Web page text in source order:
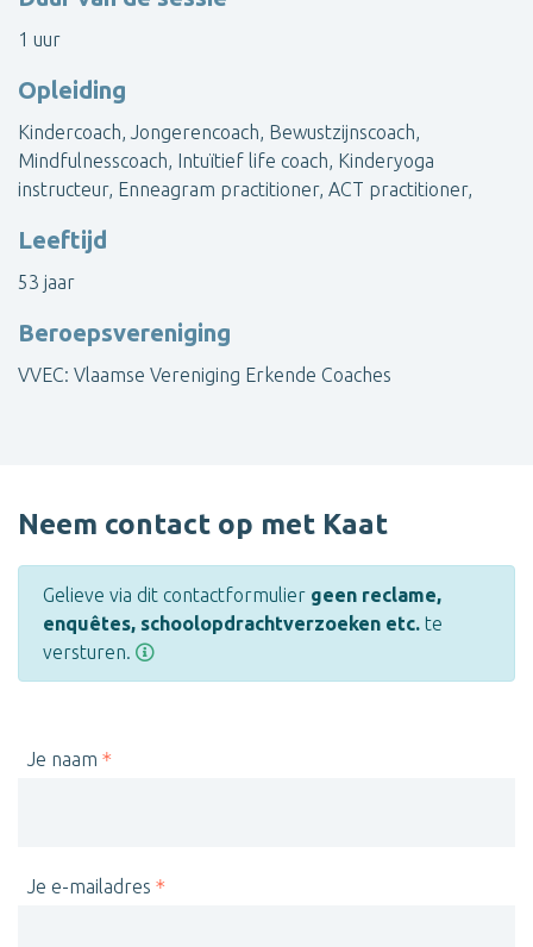
Toon alle coaches
1 uur
Opleiding
Kindercoach, Jongerencoach, Bewustzijnscoach,
Mindfulnesscoach, Intuïtief life coach, Kinderyoga
instructeur, Enneagram practitioner, ACT practitioner,
Leeftijd
53 jaar
Beroepsvereniging
VVEC: Vlaamse Vereniging Erkende Coaches
Neem contact op met Kaat
Gelieve via dit contactformulier geen reclame,
enquêtes, schoolopdrachtverzoeken etc. te
versturen.
Je naam
Je e-mailadres